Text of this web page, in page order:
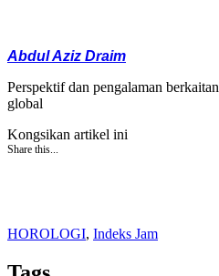
Abdul Aziz Draim
Perspektif dan pengalaman
global
Kongsikan artikel ini
Share this...
HOROLOGI, Indeks Jam